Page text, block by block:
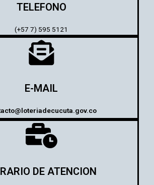
TELEFONO
(+57 7) 595 5121
E-MAIL
DE ATENCION